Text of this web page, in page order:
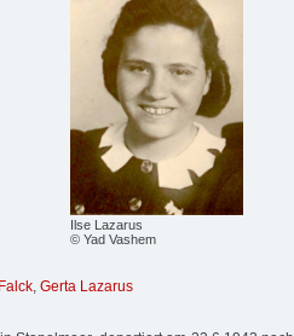
Ilse Lazarus
© Yad Vashem
, Gerta Lazarus